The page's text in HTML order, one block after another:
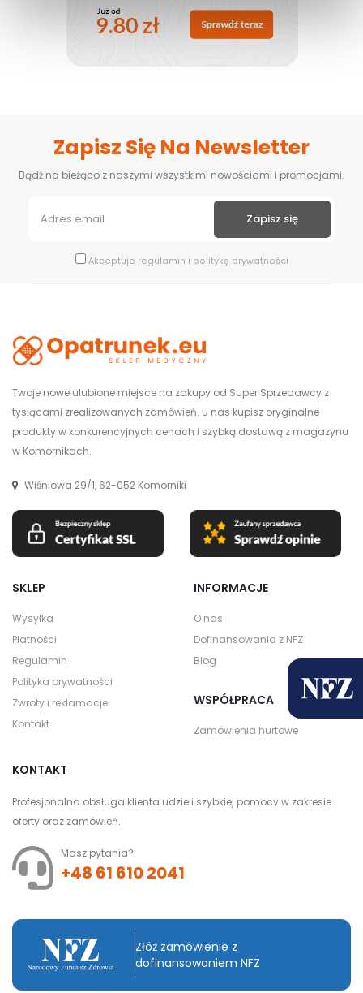
Zapisz Się Na Newsletter
Bądź na bieżąco z naszymi wszystkimi nowościami i promocjami.
Akceptuje regulamin i politykę prywatności
Twoje nowe ulubione miejsce na zakupy od Super Sprzedawcy z
tysiącami zrealizowanych zamówień. U nas kupisz oryginalne
produkty w konkurencyjnych cenach i szybką dostawą z magazynu
w Komornikach.
Wiśniowa 29/1, 62-052 Komorniki
SKLEP
Wysyłka
Płatności
Regulamin
Polityka prywatności
Zwroty i reklamacje
Kontakt
INFORMACJE
O nas
Dofinansowania z NFZ
Blog
WSPÓŁPRACA
Zamówienia hurtowe
KONTAKT
Profesjonalna obsługa klienta udzieli szybkiej pomocy w zakresie
oferty oraz zamówień.
Masz pytania?
+48 61 610 2041
Złóż zamówienie z
dofinansowaniem NFZ